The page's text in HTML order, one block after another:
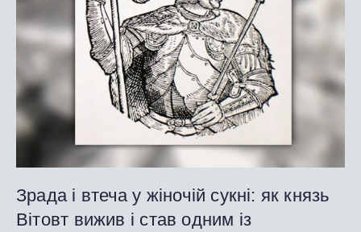
Зрада і втеча у жіночій сукні: як князь
Вітовт вижив і став одним із